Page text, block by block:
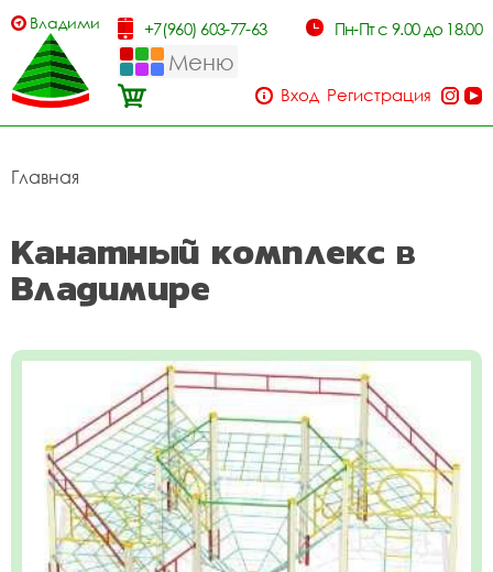
Владимир +7(960) 603-77-63 Пн-Пт с 9.00 до 18.00
Меню
Вход Регистрация
Главная
Канатный комплекс в
Владимире